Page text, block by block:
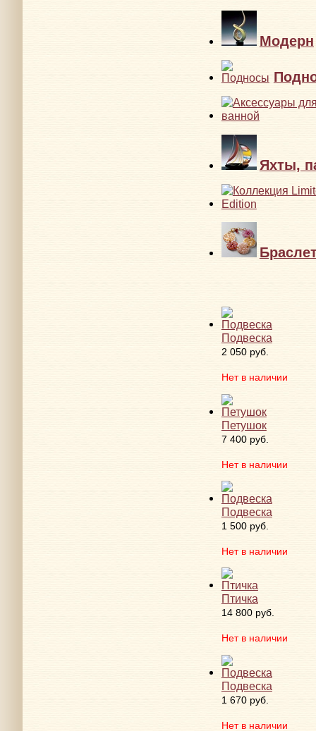
Модерн
Яхты,
Подвеска
2 050 руб.
Нет в наличии
Петушок
7 400 руб.
Нет в наличии
Подвеска
1 500 руб.
Нет в наличии
Птичка
14 800 руб.
Нет в наличии
Подвеска
1 670 руб.
Нет в наличии